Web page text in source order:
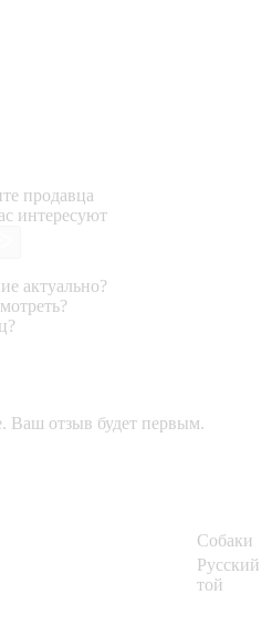
продавца
интересуют
актуально?
Ваш отзыв будет первым.
Собаки
Русский
той